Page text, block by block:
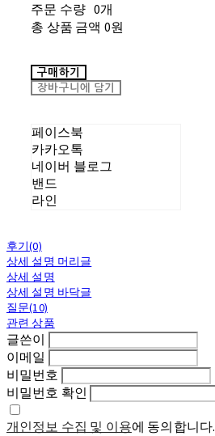
주문 수량 0개
총 상품 금액 0원
구매하기
장바구니에 담기
페이스북
카카오톡
네이버 블로그
밴드
라인
후기(0)
상세 설명 머리글
상세 설명
상세 설명 바닥글
질문(10)
관련 상품
글쓴이
이메일
비밀번호
비밀번호 확인
개인정보 수집 및 이용에 동의합니다.